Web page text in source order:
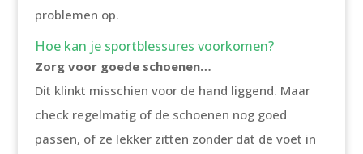
problemen op.
Hoe kan je sportblessures voorkomen?
Zorg voor goede schoenen…
Dit klinkt misschien voor de hand liggend. Maar
check regelmatig of de schoenen nog goed
passen, of ze lekker zitten zonder dat de voet in